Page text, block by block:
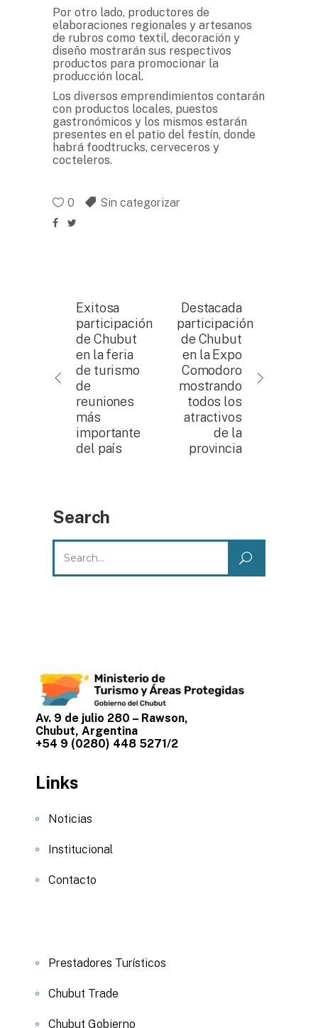
Por otro lado, productores de
elaboraciones regionales y artesanos
de rubros como textil, decoración y
diseño mostrarán sus respectivos
productos para promocionar la
producción local.
Los diversos emprendimientos contarán
con productos locales, puestos
gastronómicos y los mismos estarán
presentes en el patio del festín, donde
habrá foodtrucks, cerveceros y
cocteleros.
0 Sin categorizar
Exitosa
participación
de Chubut
en la feria
de turismo
de
reuniones
más
importante
del país
Destacada
participación
de Chubut
en la Expo
Comodoro
mostrando
todos los
atractivos
de la
provincia
Search
Search
for:
Av. 9 de julio 280 – Rawson,
Chubut, Argentina
+54 9 (0280) 448 5271/2
Links
Noticias
Institucional
Contacto
Prestadores Turísticos
Chubut Trade
Chubut Gobierno